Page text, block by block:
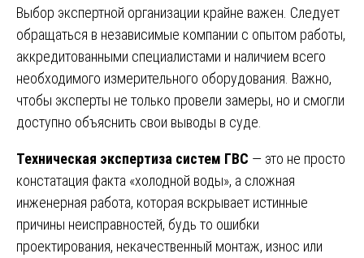
Выбор экспертной организации крайне важен. Следует
обращаться в независимые компании с опытом работы,
аккредитованными специалистами и наличием всего
необходимого измерительного оборудования. Важно,
чтобы эксперты не только провели замеры, но и смогли
доступно объяснить свои выводы в суде.
Техническая экспертиза систем ГВС — это не просто
констатация факта «холодной воды», а сложная
инженерная работа, которая вскрывает истинные
причины неисправностей, будь то ошибки
проектирования, некачественный монтаж, износ или